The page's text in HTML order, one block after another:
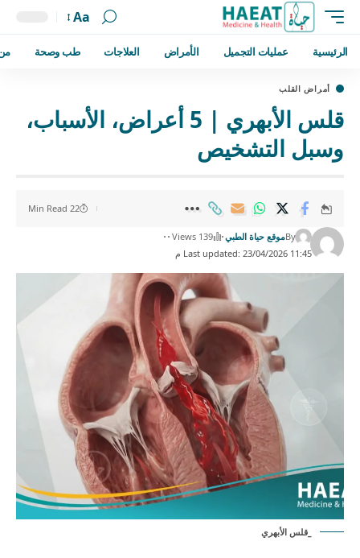
Aa
الرئيسية عمليات التجميل الأمراض العلاجات طب وصحة
أمراض القلب
قلس الأبهري | 5 أعراض، الأسباب،
وسبل التشخيص
Last updated: 23/04/2026 11:45 م
Byموقع حياة الطبي 139 Views
22 Min Read
_قلس الأبهري